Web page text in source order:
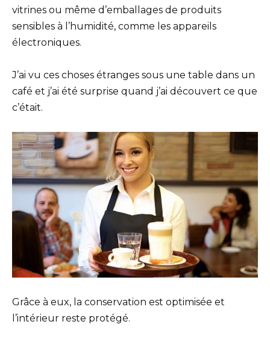
vitrines ou même d’emballages de produits
sensibles à l’humidité, comme les appareils
électroniques.
J’ai vu ces choses étranges sous une table dans un
café et j’ai été surprise quand j’ai découvert ce que
c’était.
Grâce à eux, la conservation est optimisée et
l’intérieur reste protégé.